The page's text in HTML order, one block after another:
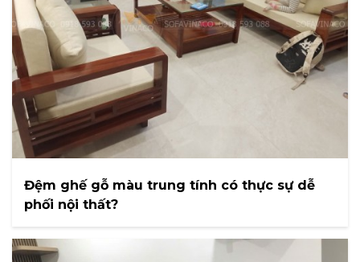
Đệm ghế gỗ màu trung tính có thực sự dễ
phối nội thất?